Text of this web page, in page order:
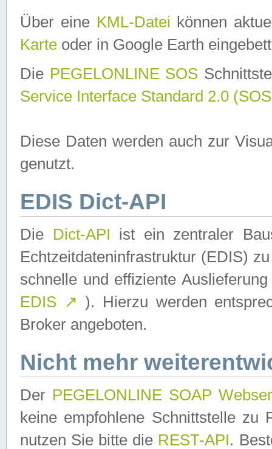
Über eine KML-Datei können
Karte oder in Google Earth
Die PEGELONLINE SOS
Service Interface Standard 2.0
Diese Daten werden auch zur
genutzt.
EDIS Dict-API
Die Dict-API ist ein zentraler
Echtzeitdateninfrastruktur (EDIS)
schnelle und effiziente
EDIS ↗ ). Hierzu werden
Broker angeboten.
Nicht mehr
Der PEGELONLINE SOAP
keine empfohlene Schnittstelle zu
nutzen Sie bitte die REST-API.